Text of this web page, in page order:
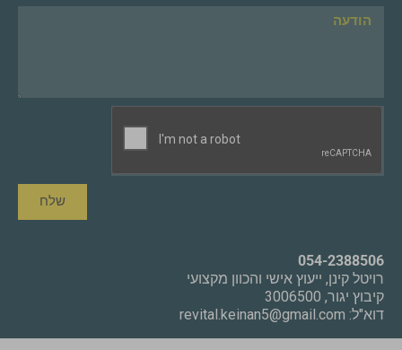
שלח
054-2388506
רויטל קינן, ייעוץ אישי והכוון מקצועי
קיבוץ יגור, 3006500
דוא"ל: revital.keinan5@gmail.com